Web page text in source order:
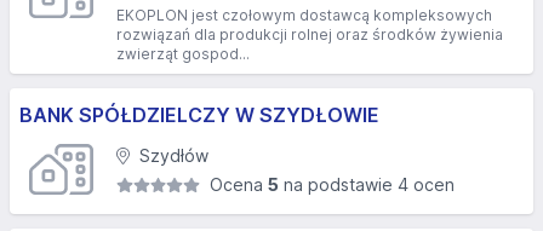
EKOPLON jest czołowym dostawcą kompleksowych
rozwiązań dla produkcji rolnej oraz środków żywienia
zwierząt gospod...
BANK SPÓŁDZIELCZY W SZYDŁOWIE
Szydłów
Ocena 5 na podstawie 4 ocen